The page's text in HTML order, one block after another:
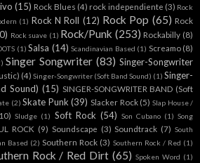
(15) Rock Blues (4) rock independiente (3) Rock
(1) Rock N Roll (12) Rock Pop (65) Rock
Rock suave (1) Rock/Punk (253) Rockabilly (8)
(1) Salsa (14) Scandinavian Based (1) Screamo (8)
Singer Songwriter (83) Singer-Songwriter
(4) Singer-Songwriter (Soft Band Sound) (1) Singer-
Sound) (15) SINGER-SONGWRITER BAND (Soft
(2) Skate Punk (39) Slacker Rock (5) Slap House /
Sludge (1) Soft Rock (54) Son Cubano (1) Song
ROCK (9) Soundscape (3) Soundtrack (7) South
Based (2) Southern Rock (3) Southern Rock / Red (1)
Rock / Red Dirt (65) Spoken Word (1)